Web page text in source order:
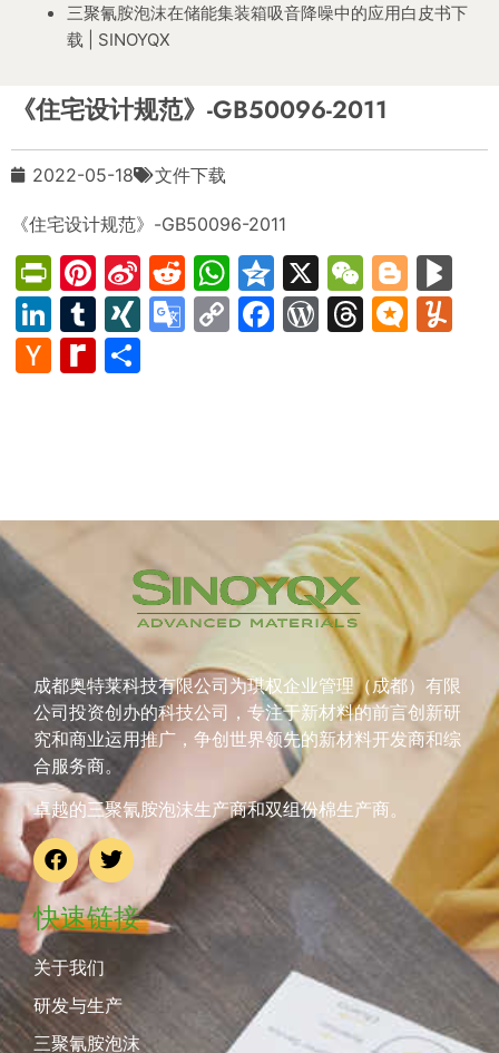
三聚氰胺泡沫在储能集装箱吸音降噪中的应用白皮书下
载 | SINOYQX
《住宅设计规范》-GB50096-2011
2022-05-18 文件下载
《住宅设计规范》-GB50096-2011
PrintFriendly
Pinterest
Sina
Weibo
Reddit
WhatsApp
Qzone
X WeChat
LinkedIn
Tumblr
XINGGoogle
CopyFacebook
WordPress
Hacker
Rediff
成都奥特莱科技有限公司为琪权企业管理（成都）有限
公司投资创办的科技公司，专注于新材料的前言创新研
究和商业运用推广，争创世界领先的新材料开发商和综
合服务商。
卓越的三聚氰胺泡沫生产商和双组份棉生产商。
快速链接
关于我们
研发与生产
三聚氰胺泡沫